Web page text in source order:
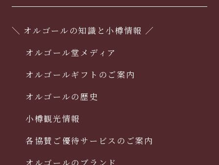
＼ オルゴールの知識と小樽情報 ／
オルゴール堂メディア
オルゴールギフトのご案内
オルゴールの歴史
小樽観光情報
各協賛ご優待サービスのご案内
オルゴールのブランド